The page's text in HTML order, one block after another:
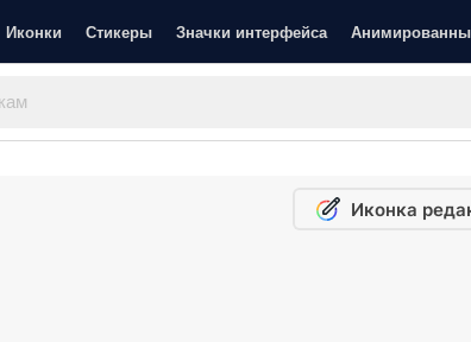
Иконки Стикеры Значки интерфейса
Иконка